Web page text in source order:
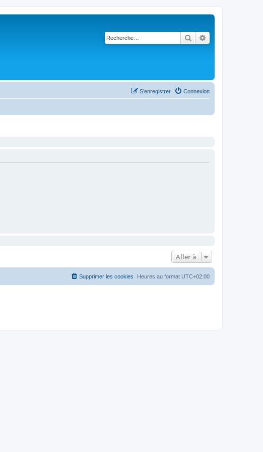
Rechercher
Connexion
S’enregistrer
Aller à
Heures au format UTC+02:00
Supprimer les cookies